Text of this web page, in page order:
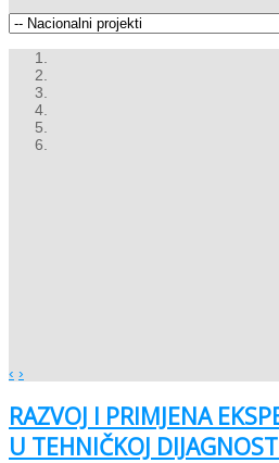
‹ ›
RAZVOJ I PRIMJENA
U TEHNIČKOJ